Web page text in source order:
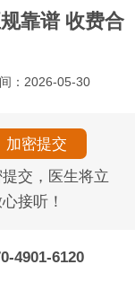
靠谱 收费合
：2026-05-30
交，医生将立
心接听！
4901-6120